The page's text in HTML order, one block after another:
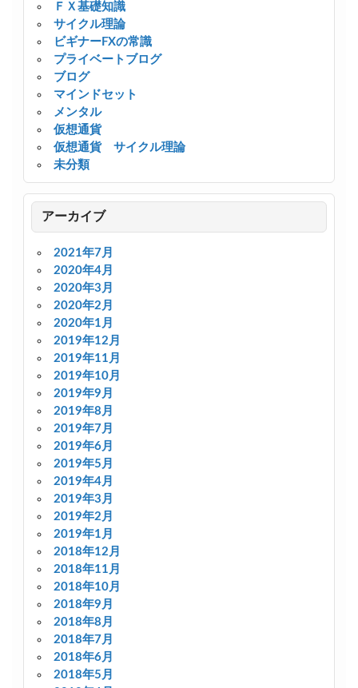
ＦＸ基礎知識
サイクル理論
ビギナーFXの常識
プライベートブログ
ブログ
マインドセット
メンタル
仮想通貨
仮想通貨 サイクル理論
未分類
アーカイブ
2021年7月
2020年4月
2020年3月
2020年2月
2020年1月
2019年12月
2019年11月
2019年10月
2019年9月
2019年8月
2019年7月
2019年6月
2019年5月
2019年4月
2019年3月
2019年2月
2019年1月
2018年12月
2018年11月
2018年10月
2018年9月
2018年8月
2018年7月
2018年6月
2018年5月